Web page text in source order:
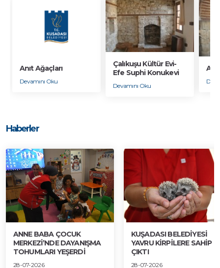
Anıt Ağaçları
Devamını Oku
Çalıkuşu Kültür Evi-
Efe Suphi Konukevi
Devamını Oku
Haberler
ANNE BABA ÇOCUK
MERKEZİ’NDE DAYANIŞMA
TOHUMLARI YEŞERDİ
28-07-2026
KUŞADASI BELEDİYESİ
YAVRU KİRPİLERE SAHİP
ÇIKTI
28-07-2026